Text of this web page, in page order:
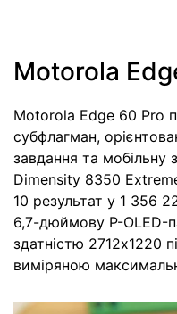
Motorola
Motorola Edge 60 Pro
субфлагман,
завдання та
Dimensity 8350
10 результат у 1 356
6,7-дюймову P-OLED-
здатністю 2712х1220
виміряною